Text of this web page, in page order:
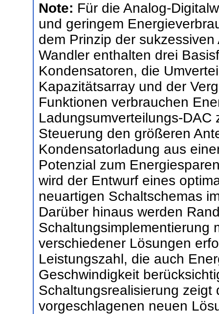
Note: Für die Analog-
und geringem
dem Prinzip der
Wandler enthalten drei
Kondensatoren, die
Kapazitätsarray und der
Funktionen verbrauchen
Ladungsumverteilungs-DAC
Steuerung den größeren
Kondensatorladung aus
Potenzial zum
wird der Entwurf eines
neuartigen Schaltschemas
Darüber hinaus werden
Schaltungsimplementierung
verschiedener Lösungen
Leistungszahl, die auch
Geschwindigkeit
Schaltungsrealisierung
vorgeschlagenen neuen